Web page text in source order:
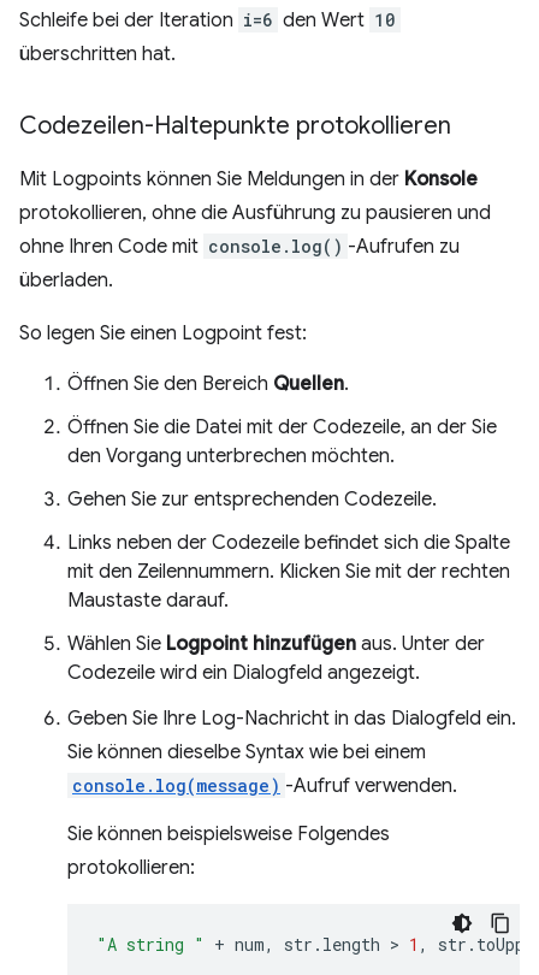
Schleife bei der Iteration i=6 den Wert 10
überschritten hat.
Codezeilen-Haltepunkte protokollieren
Mit Logpoints können Sie Meldungen in der Konsole
protokollieren, ohne die Ausführung zu pausieren und
ohne Ihren Code mit console.log() -Aufrufen zu
überladen.
So legen Sie einen Logpoint fest:
Öffnen Sie den Bereich Quellen.
Öffnen Sie die Datei mit der Codezeile, an der Sie
den Vorgang unterbrechen möchten.
Gehen Sie zur entsprechenden Codezeile.
Links neben der Codezeile befindet sich die Spalte
mit den Zeilennummern. Klicken Sie mit der rechten
Maustaste darauf.
Wählen Sie Logpoint hinzufügen aus. Unter der
Codezeile wird ein Dialogfeld angezeigt.
Geben Sie Ihre Log-Nachricht in das Dialogfeld ein.
Sie können dieselbe Syntax wie bei einem
console.log(message) -Aufruf verwenden.
Sie können beispielsweise Folgendes
protokollieren:
"A string " + num, str . length > 1 , str .